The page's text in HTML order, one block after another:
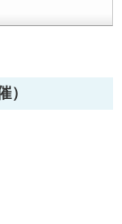
）